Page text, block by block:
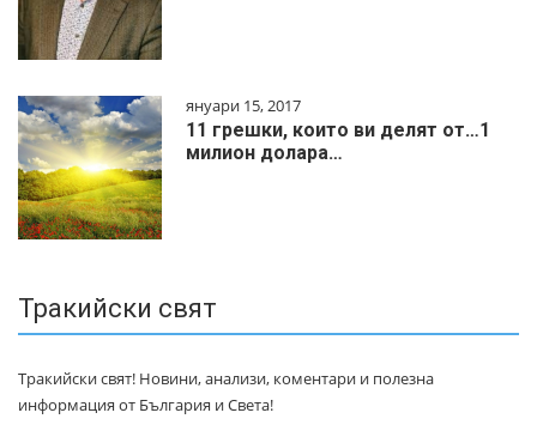
януари 15, 2017
11 грешки, които ви делят от…1
милиoн дoлapa…
Тракийски свят
Тракийски свят! Новини, анализи, коментари и полезна
информация от България и Света!